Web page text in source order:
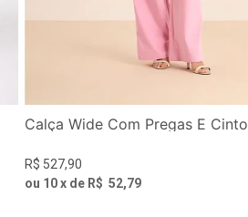
Calça Wide Com Pregas E Cinto
R$ 527,90
ou 10x de R$ 52,79